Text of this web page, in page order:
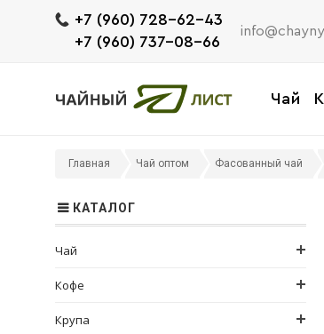
+7 (960) 728-62-43
+7 (960) 737-08-66
Чай
Главная Чай оптом Фасованный чай
КАТАЛОГ
Чай
Кофе
Крупа